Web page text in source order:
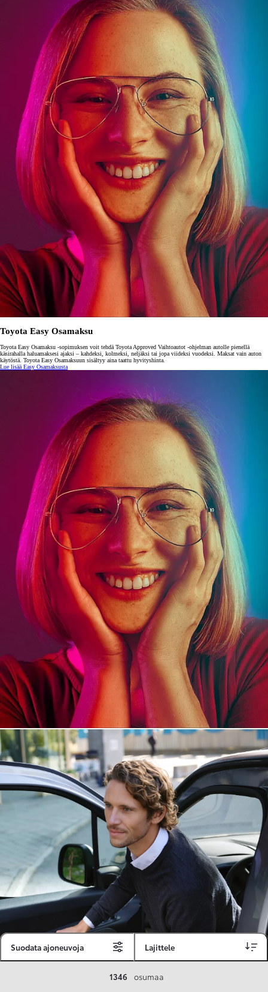
Suodata ajoneuvoja Lajittele
1346 osumaa
Toyota Easy Osamaksu
Toyota Easy Osamaksu -sopimuksen voit tehdä Toyota Approved Vaihtoautot -ohjelman autolle pienellä
käsirahalla haluamaksesi ajaksi – kahdeksi, kolmeksi, neljäksi tai jopa viideksi vuodeksi. Maksat vain auton
käytöstä. Toyota Easy Osamaksuun sisältyy aina taattu hyvityshinta.
Lue lisää Easy Osamaksusta